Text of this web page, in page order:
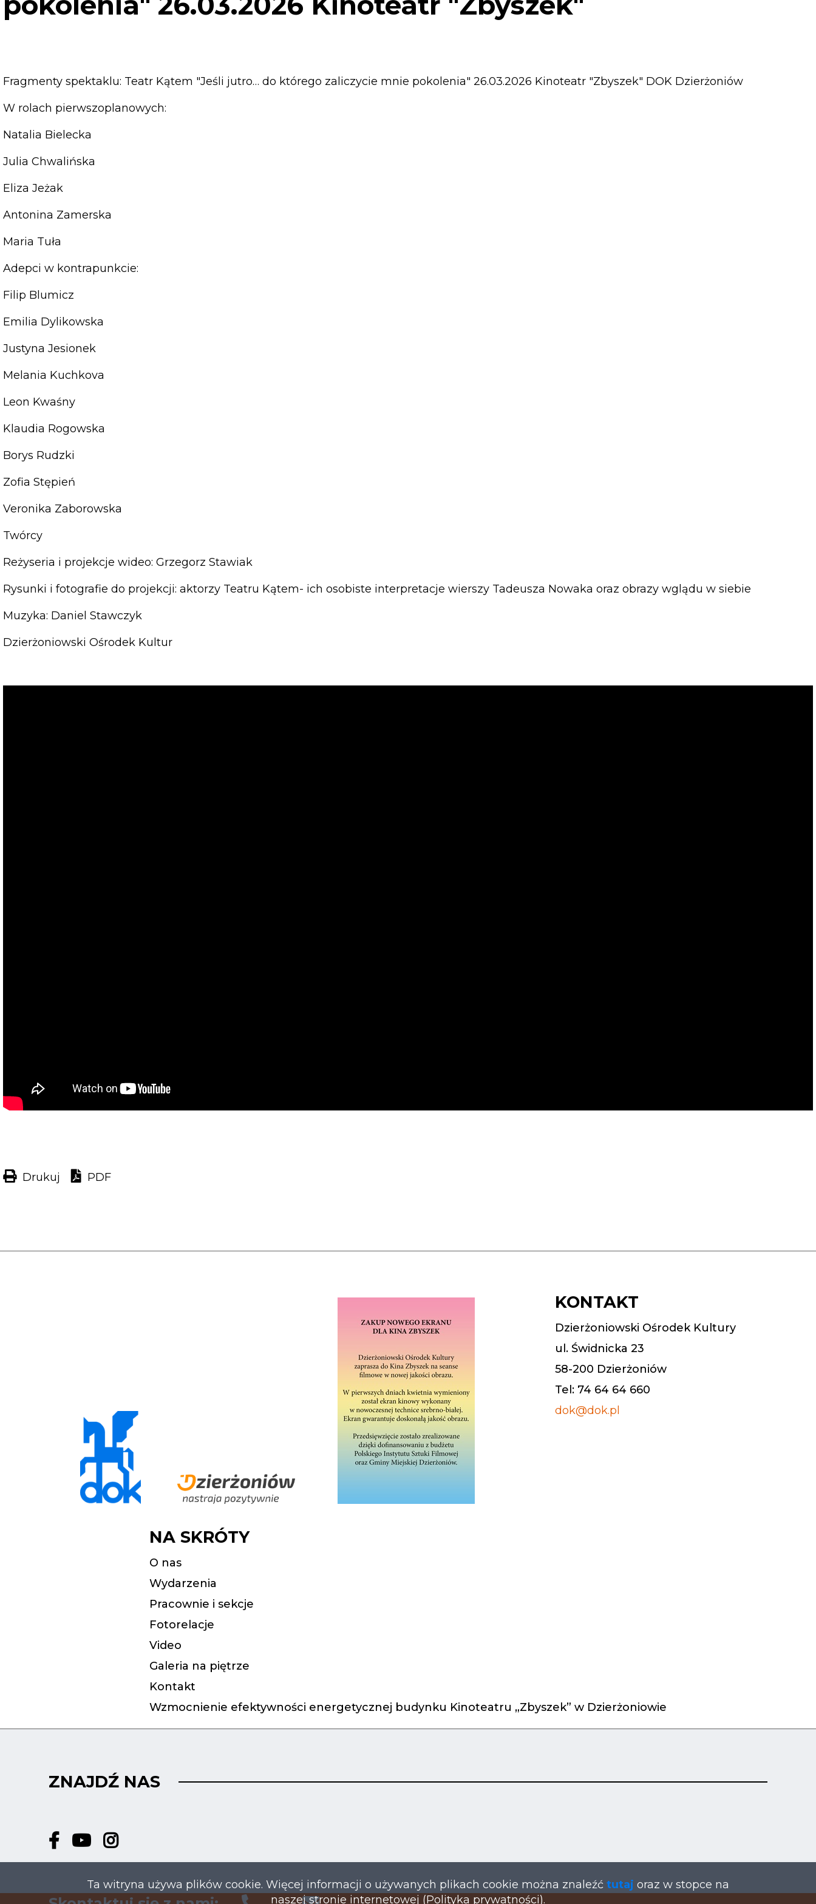
Fragmenty spektaklu: Teatr Kątem "Jeśli jutro… do którego zaliczycie mnie pokolenia" 26.03.2026 Kinoteatr "Zbyszek" DOK Dzierżoniów
W rolach pierwszoplanowych:
Natalia Bielecka
Julia Chwalińska
Eliza Jeżak
Antonina Zamerska
Maria Tuła
Adepci w kontrapunkcie:
Filip Blumicz
Emilia Dylikowska
Justyna Jesionek
Melania Kuchkova
Leon Kwaśny
Klaudia Rogowska
Borys Rudzki
Zofia Stępień
Veronika Zaborowska
Twórcy
Reżyseria i projekcje wideo: Grzegorz Stawiak
Rysunki i fotografie do projekcji: aktorzy Teatru Kątem- ich osobiste interpretacje wierszy Tadeusza Nowaka oraz obrazy wglądu w siebie
Muzyka: Daniel Stawczyk
Dzierżoniowski Ośrodek Kultur
Drukuj PDF
KONTAKT
Dzierżoniowski Ośrodek Kultury
ul. Świdnicka 23
58-200 Dzierżoniów
Tel: 74 64 64 660
dok@dok.pl
NA SKRÓTY
O nas
Wydarzenia
Pracownie i sekcje
Fotorelacje
Video
Galeria na piętrze
Kontakt
Wzmocnienie efektywności energetycznej budynku Kinoteatru „Zbyszek” w Dzierżoniowie
ZNAJDŹ NAS
Ta witryna używa plików cookie. Więcej informacji o używanych plikach cookie można znaleźć tutaj oraz w stopce na
naszej stronie internetowej (Polityka prywatności).